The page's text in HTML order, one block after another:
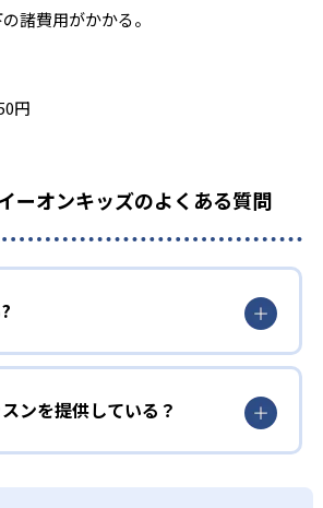
諸費用がかかる。
円
ーオンキッズのよくある質問
ンを提供している？